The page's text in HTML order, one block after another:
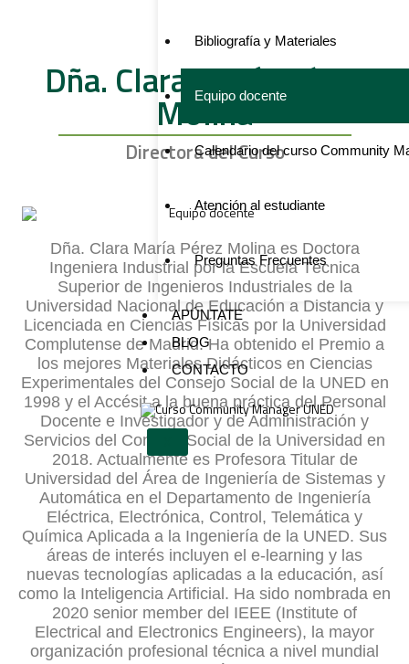
Bibliografía y Materiales
Equipo docente
Calendario del curso Community
Atención al estudiante
Preguntas Frecuentes
APÚNTATE
BLOG
CONTACTO
Dña. Clara María Pérez
Molina
Directora del Curso
Dña. Clara María Pérez Molina es Doctora
Ingeniera Industrial por la Escuela Técnica
Superior de Ingenieros Industriales de la
Universidad Nacional de Educación a Distancia y
Licenciada en Ciencias Físicas por la Universidad
Complutense de Madrid. Ha obtenido el Premio a
los mejores Materiales Didácticos en Ciencias
Experimentales del Consejo Social de la UNED en
1998 y el Accésit a la buena práctica del Personal
Docente e Investigador y de Administración y
Servicios del Consejo Social de la Universidad en
2018. Actualmente es Profesora Titular de
Universidad del Área de Ingeniería de Sistemas y
Automática en el Departamento de Ingeniería
Eléctrica, Electrónica, Control, Telemática y
Química Aplicada a la Ingeniería de la UNED. Sus
áreas de interés incluyen el e-learning y las
nuevas tecnologías aplicadas a la educación, así
como la Inteligencia Artificial. Ha sido nombrada en
2020 senior member del IEEE (Institute of
Electrical and Electronics Engineers), la mayor
organización profesional técnica a nivel mundial